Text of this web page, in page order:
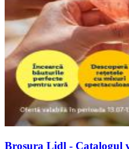
Brosura Lidl - Catalogul